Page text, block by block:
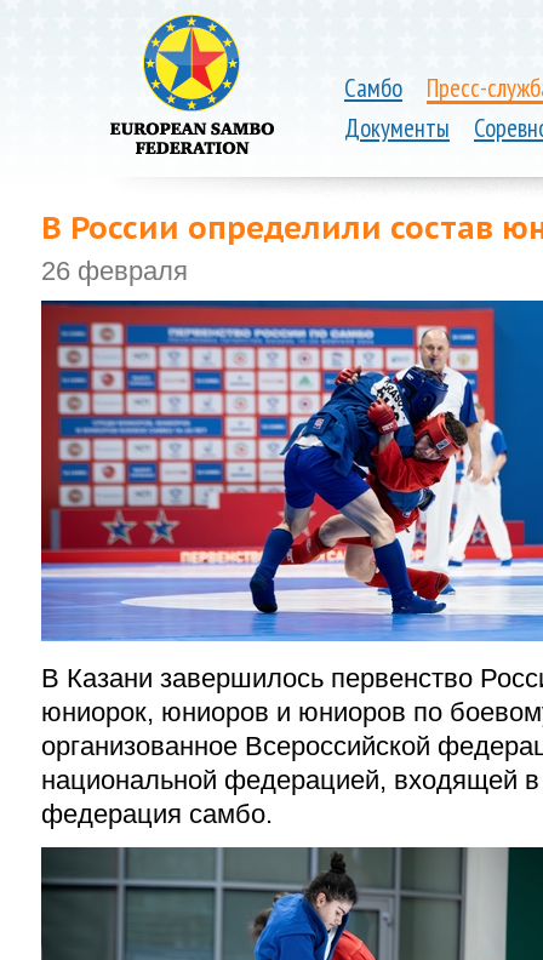
Самбо
Пресс-
Документы
В России определили состав
26 февраля
В Казани завершилось первенство
юниорок, юниоров и юниоров по
организованное Всероссийской
национальной федерацией, входящей в
федерация самбо.